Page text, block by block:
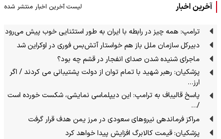
آخرین اخبار لیست آخرین اخبار منتشر شده
ترامپ: همه چیز در رابطه با ایران به طور استثنایی خوب پیش می‌رود
دبیرکل سازمان ملل باز هم خواستار آتش‌بس فوری در اوکراین شد
ماجرای شنیده شدن صدای انفجار در قشم چه بود؟
پزشکیان: رهبر شهید با تمام توان از دولت پشتیبانی می کردند / اگر
ارز…
پاسخ قالیباف به ترامپ: این دیپلماسی نمایشی، شکست خورده است
/…
مراکز فرماندهی نیروهای سعودی در مرز یمن هدف قرار گرفت
پزشکیان: قیمت کالابرگ افزایش پیدا خواهد کرد